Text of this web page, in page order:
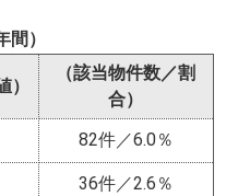
）
（該当物件数／割
合）
82件／6.0％
36件／2.6％